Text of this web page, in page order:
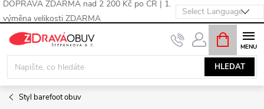
DOPRAVA ZDARMA nad 2 200 Kč po ČR | 1.
výměna velikosti ZDARMA
Přejít
obsah
HLEDAT
NÁKUPNÍ
KOŠÍK
Styl barefoot obuv